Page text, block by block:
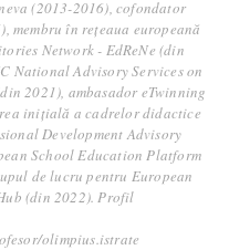
(2013-2016), cofondator
membru în rețeaua europeană
Network - EdReNe (din
National Advisory Services on
2021), ambasador eTwinning
inițială a cadrelor didactice
Development Advisory
School Education Platform
de lucru pentru European
(din 2022). Profil
olimpius.istrate